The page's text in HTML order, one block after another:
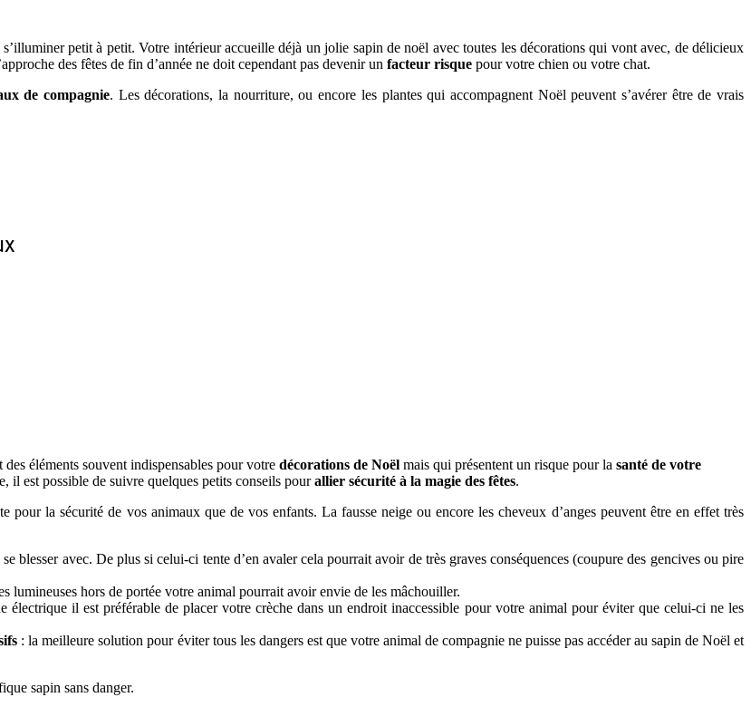
s’illuminer petit à petit. Votre intérieur accueille déjà un jolie sapin de noël avec toutes les décorations qui vont avec, de délicieux
des fêtes de fin d’année ne doit cependant pas devenir un facteur risque pour votre chien ou votre chat.
de compagnie. Les décorations, la nourriture, ou encore les plantes qui accompagnent Noël peuvent s’avérer être de vrais
éléments souvent indispensables pour votre décorations de Noël mais qui présentent un risque pour la santé de votre
il est possible de suivre quelques petits conseils pourallier sécurité à la magie des fêtes.
pour la sécurité de vos animaux que de vos enfants. La fausse neige ou encore les cheveux d’anges peuvent être en effet très
blesser avec. De plus si celui-ci tente d’en avaler cela pourrait avoir de très graves conséquences (coupure des gencives ou pire
lumineuses hors de portée votre animal pourrait avoir envie de les mâchouiller.
électrique il est préférable de placer votre crèche dans un endroit inaccessible pour votre animal pour éviter que celui-ci ne les
: la meilleure solution pour éviter tous les dangers est que votre animal de compagnie ne puisse pas accéder au sapin de Noël et
sapin sans danger.